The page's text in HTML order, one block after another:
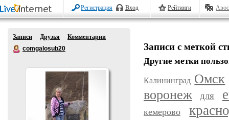
Регистрация Вход Рейтинги
Записи Друзья
Комментарии
comgalosub20
Записи с меткой
Другие метки
Калининград Омск
воронеж для
кемерово